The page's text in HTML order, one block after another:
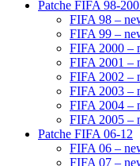
Patche FIFA 98-
FIFA 98 –
FIFA 99 –
FIFA 2000 –
FIFA 2001 –
FIFA 2002 –
FIFA 2003 –
FIFA 2004 –
FIFA 2005 –
Patche FIFA 06-12
FIFA 06 –
FIFA 07 –